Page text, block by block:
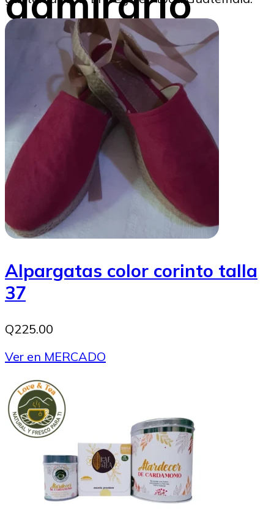
SoyMigrante.com REVISTA
22/05/2026
Image to Credit : Abel Juárez
Alpargatas color corinto talla
37
Q225.00
Ver en MERCADO